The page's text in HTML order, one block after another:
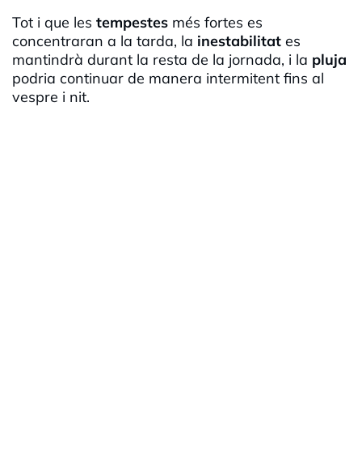
Tot i que les tempestes més fortes es
concentraran a la tarda, la inestabilitat es
mantindrà durant la resta de la jornada, i la pluja
podria continuar de manera intermitent fins al
vespre i nit.